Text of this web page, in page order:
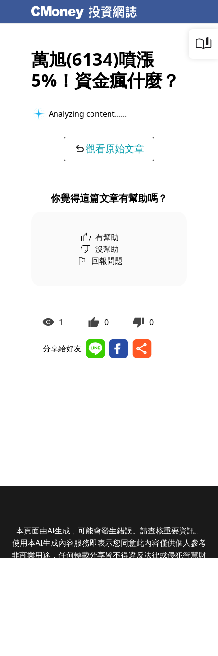
萬旭(6134)噴漲
5%！資金瘋什麼？
Analyzing content...
觀看原始文章
你覺得這篇文章有幫助嗎？
有幫助
沒幫助
回報問題
1 0 0
分享給好友
本頁面由AI生成，可能會發生錯誤。請查核重要資訊。
使用本AI生成內容服務即表示您同意此內容僅供個人參考
非商業用途，任何轉載分享皆不得違反法律或侵犯智慧財